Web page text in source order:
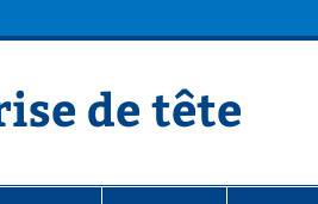
de tête